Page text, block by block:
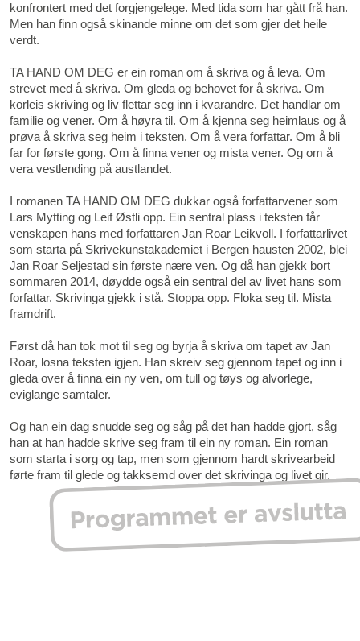
konfrontert med det forgjengelege. Med tida som har gått frå han.
Men han finn også skinande minne om det som gjer det heile
verdt.
TA HAND OM DEG er ein roman om å skriva og å leva. Om
strevet med å skriva. Om gleda og behovet for å skriva. Om
korleis skriving og liv flettar seg inn i kvarandre. Det handlar om
familie og vener. Om å høyra til. Om å kjenna seg heimlaus og å
prøva å skriva seg heim i teksten. Om å vera forfattar. Om å bli
far for første gong. Om å finna vener og mista vener. Og om å
vera vestlending på austlandet.
I romanen TA HAND OM DEG dukkar også forfattarvener som
Lars Mytting og Leif Østli opp. Ein sentral plass i teksten får
venskapen hans med forfattaren Jan Roar Leikvoll. I forfattarlivet
som starta på Skrivekunstakademiet i Bergen hausten 2002, blei
Jan Roar Seljestad sin første nære ven. Og då han gjekk bort
sommaren 2014, døydde også ein sentral del av livet hans som
forfattar. Skrivinga gjekk i stå. Stoppa opp. Floka seg til. Mista
framdrift.
Først då han tok mot til seg og byrja å skriva om tapet av Jan
Roar, losna teksten igjen. Han skreiv seg gjennom tapet og inn i
gleda over å finna ein ny ven, om tull og tøys og alvorlege,
eviglange samtaler.
Og han ein dag snudde seg og såg på det han hadde gjort, såg
han at han hadde skrive seg fram til ein ny roman. Ein roman
som starta i sorg og tap, men som gjennom hardt skrivearbeid
førte fram til glede og takksemd over det skrivinga og livet gir.